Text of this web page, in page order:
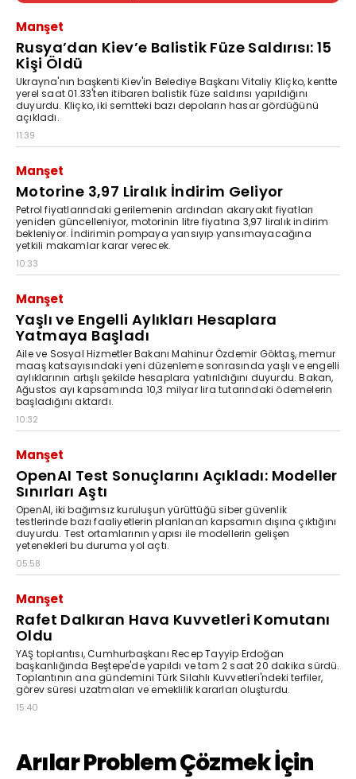
Manşet
Rusya’dan Kiev’e Balistik Füze Saldırısı: 15
Kişi Öldü
Ukrayna'nın başkenti Kiev'in Belediye Başkanı Vitaliy Kliçko, kentte
yerel saat 01.33'ten itibaren balistik füze saldırısı yapıldığını
duyurdu. Kliçko, iki semtteki bazı depoların hasar gördüğünü
açıkladı.
11:39
Manşet
Motorine 3,97 Liralık İndirim Geliyor
Petrol fiyatlarındaki gerilemenin ardından akaryakıt fiyatları
yeniden güncelleniyor, motorinin litre fiyatına 3,97 liralık indirim
bekleniyor. İndirimin pompaya yansıyıp yansımayacağına
yetkili makamlar karar verecek.
10:33
Manşet
Yaşlı ve Engelli Aylıkları Hesaplara
Yatmaya Başladı
Aile ve Sosyal Hizmetler Bakanı Mahinur Özdemir Göktaş, memur
maaş katsayısındaki yeni düzenleme sonrasında yaşlı ve engelli
aylıklarının artışlı şekilde hesaplara yatırıldığını duyurdu. Bakan,
Ağustos ayı kapsamında 10,3 milyar lira tutarındaki ödemelerin
başladığını aktardı.
10:32
Manşet
OpenAI Test Sonuçlarını Açıkladı: Modeller
Sınırları Aştı
OpenAI, iki bağımsız kuruluşun yürüttüğü siber güvenlik
testlerinde bazı faaliyetlerin planlanan kapsamın dışına çıktığını
duyurdu. Test ortamlarının yapısı ile modellerin gelişen
yetenekleri bu duruma yol açtı.
05:58
Manşet
Rafet Dalkıran Hava Kuvvetleri Komutanı
Oldu
YAŞ toplantısı, Cumhurbaşkanı Recep Tayyip Erdoğan
başkanlığında Beştepe'de yapıldı ve tam 2 saat 20 dakika sürdü.
Toplantının ana gündemini Türk Silahlı Kuvvetleri'ndeki terfiler,
görev süresi uzatmaları ve emeklilik kararları oluşturdu.
15:40